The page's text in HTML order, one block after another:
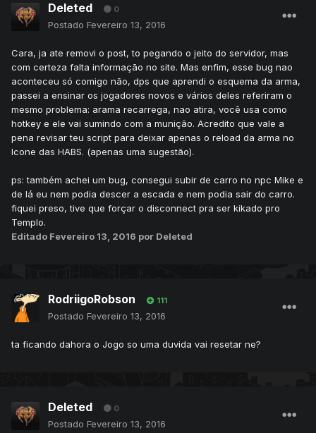
Deleted 0
Postado Fevereiro 13, 2016
Cara, ja ate removi o post, to pegando o jeito do servidor, mas
com certeza falta informação no site. Mas enfim, esse bug nao
aconteceu só comigo não, dps que aprendi o esquema da arma,
passei a ensinar os jogadores novos e vários deles referiram o
mesmo problema: arama recarrega, nao atira, você usa como
hotkey e ele vai sumindo com a munição. Acredito que vale a
pena revisar teu script para deixar apenas o reload da arma no
Icone das HABS. (apenas uma sugestão).
ps: também achei um bug, consegui subir de carro no npc Mike e
de lá eu nem podia descer a escada e nem podia sair do carro.
fiquei preso, tive que forçar o disconnect pra ser kikado pro
Templo.
Editado Fevereiro 13, 2016 por Deleted
RodriigoRobson 111
Postado Fevereiro 13, 2016
ta ficando dahora o Jogo so uma duvida vai resetar ne?
Deleted 0
Postado Fevereiro 13, 2016